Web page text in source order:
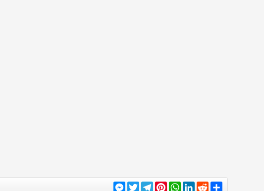
Messenger
TwitterTelegram
Pinterest
WhatsApp
LinkedIn
Reddit